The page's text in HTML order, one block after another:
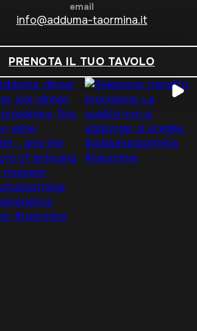
email
info@adduma-taormina.it
PRENOTA IL TUO TAVOLO